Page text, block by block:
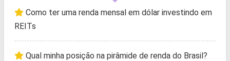
Como ter uma renda mensal em dólar investindo em
REITs
Qual minha posição na pirâmide de renda do Brasil?